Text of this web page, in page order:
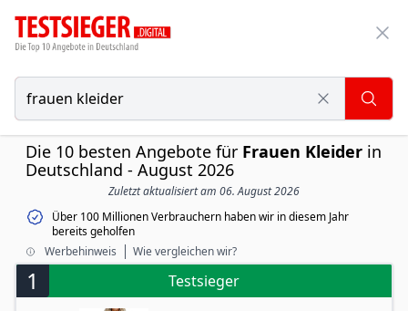
Die 10 besten Angebote für Frauen Kleider in
Deutschland - August 2026
Zuletzt aktualisiert am 06. August 2026
Über 100 Millionen Verbrauchern haben wir in diesem Jahr
bereits geholfen
Werbehinweis
Wie vergleichen wir?
1 Testsieger